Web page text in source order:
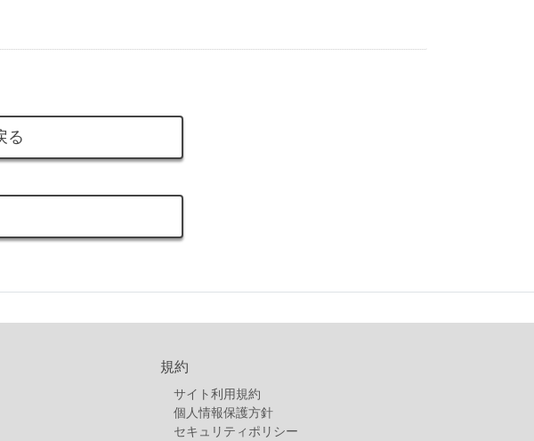
る
規約
サイト利用規約
個人情報保護方針
セキュリティポリシー